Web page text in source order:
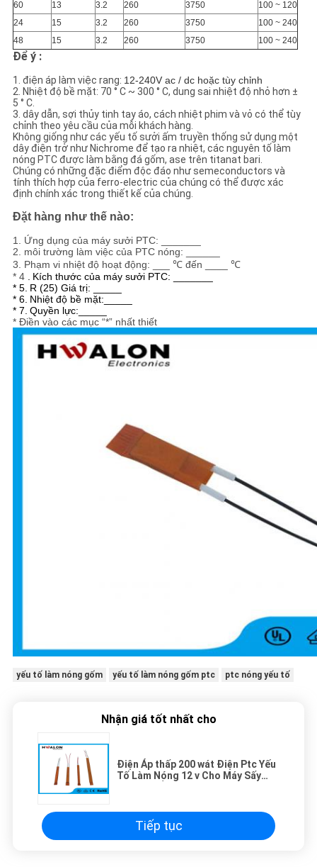
60 13 3.2 260 3750
100 ~ 120
24
15 3.2 260 3750
100 ~ 240
48
15 3.2 260 3750 100 ~ 240
Để ý :
1. điện áp làm việc rang: 12-240V ac / dc hoặc tùy chỉnh
2. Nhiệt độ bề mặt: 70 ° C ~ 300 ° C, dung sai nhiệt độ nhỏ hơn ±
5 ° C.
3. dây dẫn, sợi thủy tinh tay áo, cách nhiệt phim và vỏ có thể tùy
chỉnh theo yêu cầu của mỗi khách hàng.
Không giống như các yếu tố sưởi ấm truyền thống sử dụng một
dây điện trở như Nichrome để tạo ra nhiệt, các nguyên tố làm
nóng PTC được làm bằng đá gốm, ase trên titanat bari.
Chúng có những đặc điểm độc đáo như semeconductors và
tính thích hợp của ferro-electric của chúng có thể được xác
định chính xác trong thiết kế của chúng.
Đặt hàng như thế nào:
1. Ứng dụng của máy sưởi PTC: _______
2. môi trường làm việc của PTC nóng: ______
3. Phạm vi nhiệt độ hoạt động: ___ ℃ đến ____ ℃
* 4 . Kích thước của máy sưởi PTC: _______
* 5. R (25) Giá trị: _____
* 6. Nhiệt độ bề mặt:_____
* 7. Quyền lực:_____
* Điền vào các mục “*” nhất thiết
yếu tố làm nóng gốm yếu tố làm nóng gốm ptc ptc nóng yếu tố
Nhận giá tốt nhất cho
Điện Áp thấp 200 wát Điện Ptc Yếu
Tố Làm Nóng 12 v Cho Máy Sấy
Tiếp tục